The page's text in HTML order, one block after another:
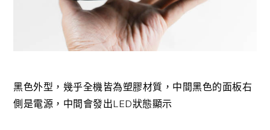
黑色外型，幾乎全機皆為塑膠材質，中間黑色的面板右
側是電源，中間會發出LED狀態顯示